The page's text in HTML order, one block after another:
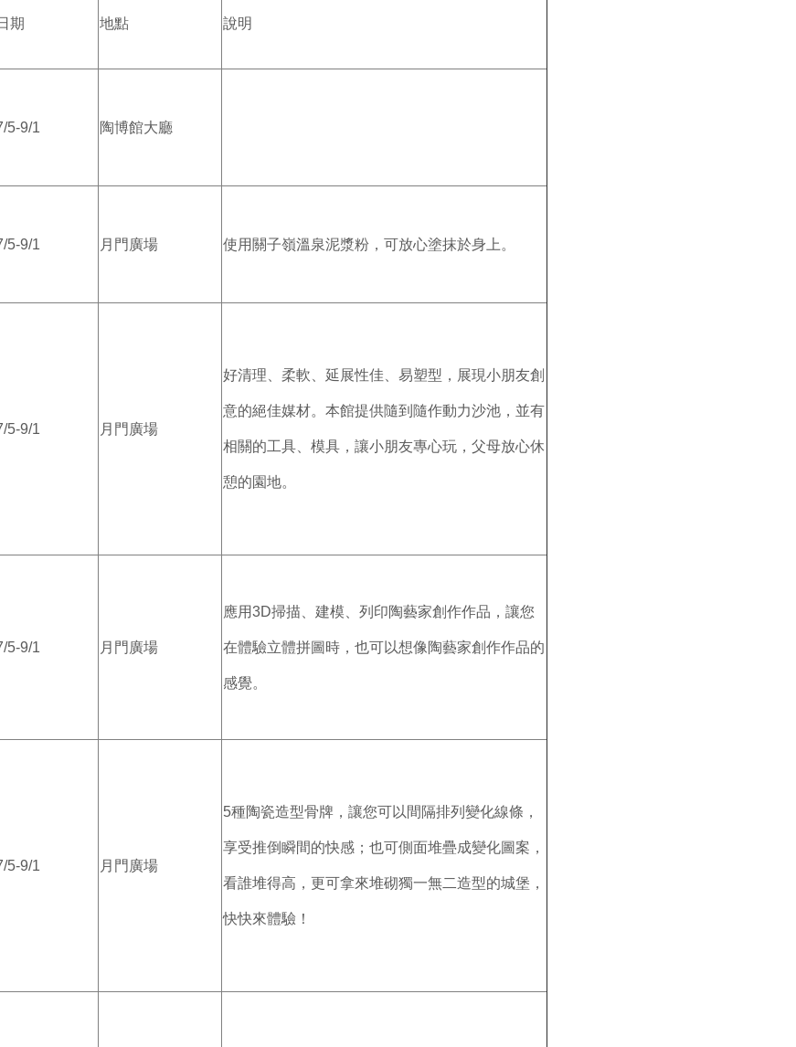
期 地點 說明
5-9/1 陶博館大廳
5-9/1 月門廣場 使用關子嶺溫泉泥漿粉，可放心塗抹於身上。
5-9/1 月門廣場
好清理、柔軟、延展性佳、易塑型，展現小朋友創
意的絕佳媒材。本館提供隨到隨作動力沙池，並有
相關的工具、模具，讓小朋友專心玩，父母放心休
憩的園地。
5-9/1 月門廣場
應用3D掃描、建模、列印陶藝家創作作品，讓您
在體驗立體拼圖時，也可以想像陶藝家創作作品的
感覺。
5-9/1 月門廣場
5種陶瓷造型骨牌，讓您可以間隔排列變化線條，
享受推倒瞬間的快感；也可側面堆疊成變化圖案，
看誰堆得高，更可拿來堆砌獨一無二造型的城堡，
快快來體驗！